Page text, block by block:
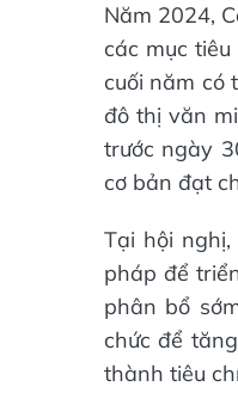
Năm 2024,
các mục
cuối năm có
đô thị văn
trước ngày
cơ bản đạt
Tại hội
pháp để
phân bổ
chức để
thành tiêu